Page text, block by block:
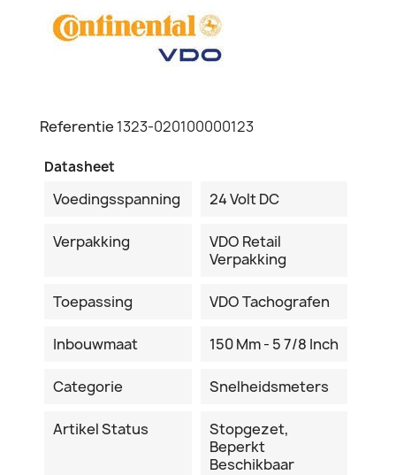
Referentie 1323-020100000123
Datasheet
Voedingsspanning 24 Volt DC
Verpakking
VDO Retail
Verpakking
Toepassing VDO Tachografen
Inbouwmaat 150 Mm - 5 7/8 Inch
Categorie Snelheidsmeters
Artikel Status
Stopgezet,
Beperkt
Beschikbaar